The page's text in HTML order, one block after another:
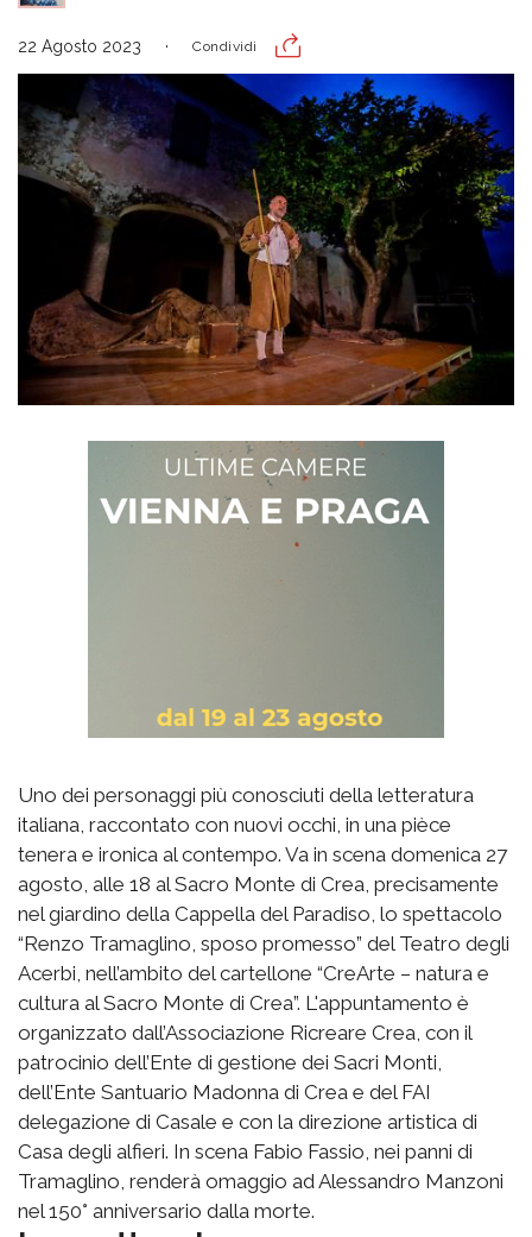
22 Agosto 2023 Condividi
Uno dei personaggi più conosciuti della letteratura
italiana, raccontato con nuovi occhi, in una pièce
tenera e ironica al contempo. Va in scena domenica 27
agosto, alle 18 al Sacro Monte di Crea, precisamente
nel giardino della Cappella del Paradiso, lo spettacolo
“Renzo Tramaglino, sposo promesso” del Teatro degli
Acerbi, nell’ambito del cartellone “CreArte – natura e
cultura al Sacro Monte di Crea”. L'appuntamento è
organizzato dall’Associazione Ricreare Crea, con il
patrocinio dell’Ente di gestione dei Sacri Monti,
dell’Ente Santuario Madonna di Crea e del FAI
delegazione di Casale e con la direzione artistica di
Casa degli alfieri. In scena Fabio Fassio, nei panni di
Tramaglino, renderà omaggio ad Alessandro Manzoni
nel 150° anniversario dalla morte.